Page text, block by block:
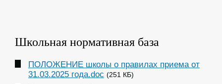
Школьная нормативная база
ПОЛОЖЕНИЕ школы о правилах приема от
31.03.2025 года.doc (251 КБ)